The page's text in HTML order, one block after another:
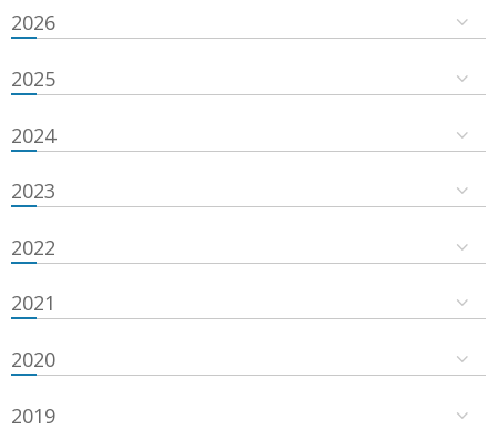
2026
2025
2024
2023
2022
2021
2020
2019